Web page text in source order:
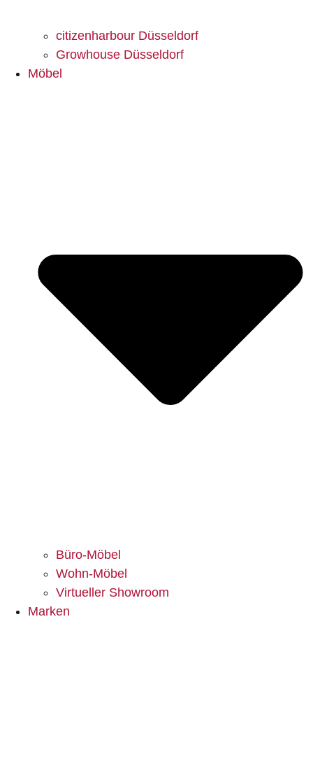
citizenharbour Düsseldorf
Growhouse Düsseldorf
Möbel
Büro-Möbel
Wohn-Möbel
Virtueller Showroom
Marken